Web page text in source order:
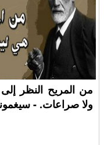
من المريح النظر
ولا صراعات. -